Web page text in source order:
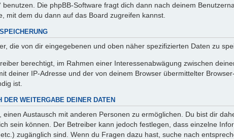
benutzen. Die phpBB-Software fragt dich dann nach deinem
mit dem du dann auf das Board zugreifen kannst.
die von dir eingegebenen und oben näher spezifizierten Daten zu
berechtigt, im Rahmen einer Interessenabwägung zwischen
deiner IP-Adresse und der von deinem Browser übermittelter
ist.
DER WEITERGABE DEINER DATEN
einen Austausch mit anderen Personen zu ermöglichen. Du bist dir
sein können. Der Betreiber kann jedoch festlegen, dass einzelne
zugänglich sind. Wenn du Fragen dazu hast, suche nach